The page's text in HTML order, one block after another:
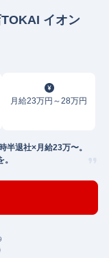
イオン
月給23万円～28万円
半退社×月給23万〜。